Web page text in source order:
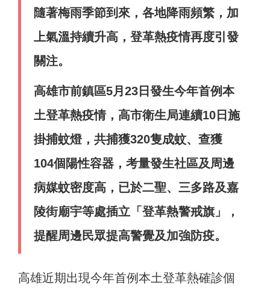
隨著梅雨季節到來，各地降雨頻繁，加
上氣溫持續升高，登革熱疫情再度引發
關注。
高雄市前鎮區5月23日發生今年首例本
土登革熱疫情，高市衛生局連續10日施
掛捕蚊燈，共捕獲320隻成蚊、查獲
104個陽性容器，考量發生社區及周邊
病媒蚊密度高，已於二聖、三多路及嘉
陵街廟宇等處插立「登革熱警戒旗」，
提醒周邊民眾提高警覺及加強防疫。
高雄近期出現今年首例本土登革熱確診個